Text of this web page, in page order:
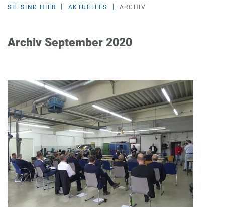
SIE SIND HIER AKTUELLES ARCHIV
Archiv September 2020